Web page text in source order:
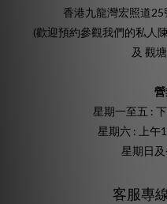
香港九龍灣宏照道
(歡迎預約參觀我們的私人
及 觀
星期一至五 :
星期六 : 上午
星期日
客服專